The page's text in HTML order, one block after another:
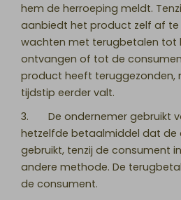
hem de herroeping meldt.
aanbiedt het product zelf af te
wachten met terugbetalen tot
ontvangen of tot de
product heeft teruggezonden,
tijdstip eerder valt.
3. De ondernemer gebruikt
hetzelfde betaalmiddel dat de
gebruikt, tenzij de consument
andere methode. De
de consument.